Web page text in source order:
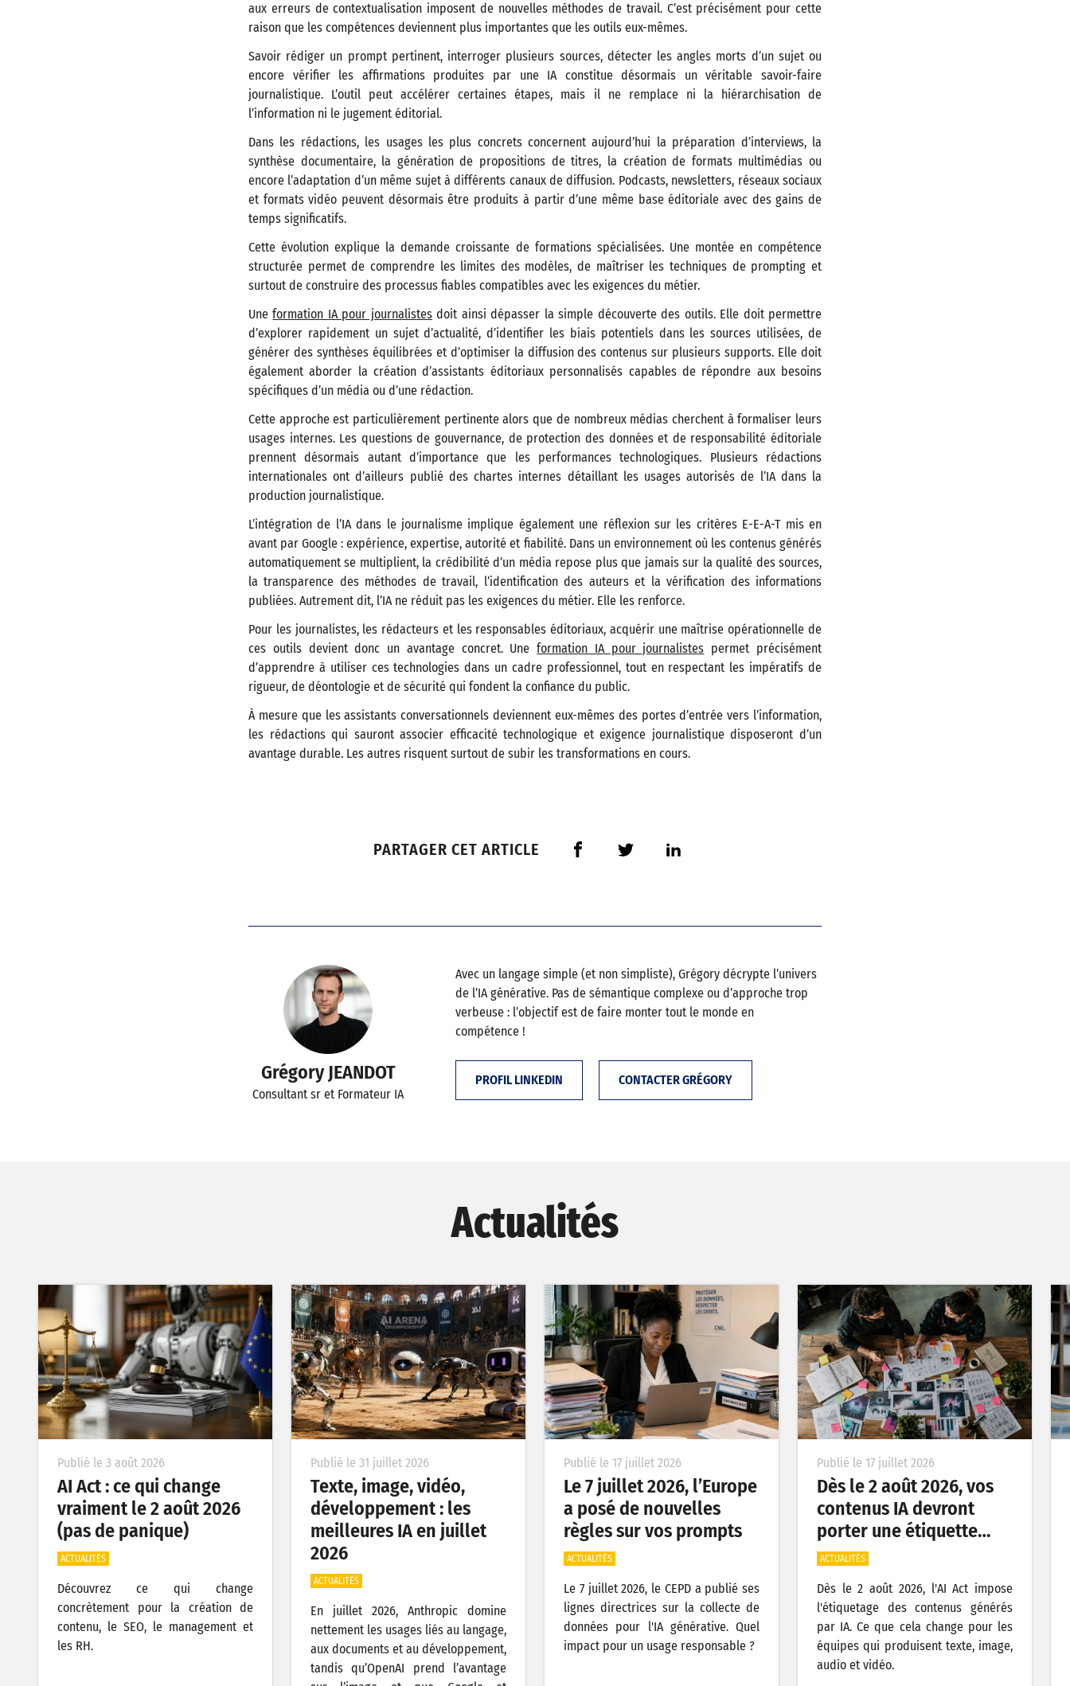
aux erreurs de contextualisation imposent de nouvelles méthodes de travail. C’est précisément pour cette
raison que les compétences deviennent plus importantes que les outils eux-mêmes.
Savoir rédiger un prompt pertinent, interroger plusieurs sources, détecter les angles morts d’un sujet ou
encore vérifier les affirmations produites par une IA constitue désormais un véritable savoir-faire
journalistique. L’outil peut accélérer certaines étapes, mais il ne remplace ni la hiérarchisation de
l’information ni le jugement éditorial.
Dans les rédactions, les usages les plus concrets concernent aujourd’hui la préparation d’interviews, la
synthèse documentaire, la génération de propositions de titres, la création de formats multimédias ou
encore l’adaptation d’un même sujet à différents canaux de diffusion. Podcasts, newsletters, réseaux sociaux
et formats vidéo peuvent désormais être produits à partir d’une même base éditoriale avec des gains de
temps significatifs.
Cette évolution explique la demande croissante de formations spécialisées. Une montée en compétence
structurée permet de comprendre les limites des modèles, de maîtriser les techniques de prompting et
surtout de construire des processus fiables compatibles avec les exigences du métier.
Uneformation IA pour journalistesdoit ainsi dépasser la simple découverte des outils. Elle doit permettre
d’explorer rapidement un sujet d’actualité, d’identifier les biais potentiels dans les sources utilisées, de
générer des synthèses équilibrées et d’optimiser la diffusion des contenus sur plusieurs supports. Elle doit
également aborder la création d’assistants éditoriaux personnalisés capables de répondre aux besoins
spécifiques d’un média ou d’une rédaction.
Cette approche est particulièrement pertinente alors que de nombreux médias cherchent à formaliser leurs
usages internes. Les questions de gouvernance, de protection des données et de responsabilité éditoriale
prennent désormais autant d’importance que les performances technologiques. Plusieurs rédactions
internationales ont d’ailleurs publié des chartes internes détaillant les usages autorisés de l’IA dans la
production journalistique.
L’intégration de l’IA dans le journalisme implique également une réflexion sur les critères E-E-A-T mis en
avant par Google : expérience, expertise, autorité et fiabilité. Dans un environnement où les contenus générés
automatiquement se multiplient, la crédibilité d’un média repose plus que jamais sur la qualité des sources,
la transparence des méthodes de travail, l’identification des auteurs et la vérification des informations
publiées. Autrement dit, l’IA ne réduit pas les exigences du métier. Elle les renforce.
Pour les journalistes, les rédacteurs et les responsables éditoriaux, acquérir une maîtrise opérationnelle de
ces outils devient donc un avantage concret. Uneformation IA pour journalistes permet précisément
d’apprendre à utiliser ces technologies dans un cadre professionnel, tout en respectant les impératifs de
rigueur, de déontologie et de sécurité qui fondent la confiance du public.
À mesure que les assistants conversationnels deviennent eux-mêmes des portes d’entrée vers l’information,
les rédactions qui sauront associer efficacité technologique et exigence journalistique disposeront d’un
avantage durable. Les autres risquent surtout de subir les transformations en cours.
PARTAGER CET ARTICLE
Grégory JEANDOT
Consultant sr et Formateur IA
Avec un langage simple (et non simpliste), Grégory décrypte l’univers
de l’IA générative. Pas de sémantique complexe ou d’approche trop
verbeuse : l’objectif est de faire monter tout le monde en
compétence !
PROFIL LINKEDIN CONTACTER GRÉGORY
Actualités
Publié le 3 août 2026
AI Act : ce qui change
vraiment le 2 août 2026
(pas de panique)
ACTUALITÉS
Découvrez ce qui change
concrètement pour la création de
contenu, le SEO, le management et
les RH.
Publié le 31 juillet 2026
Texte, image, vidéo,
développement : les
meilleures IA en juillet
2026
ACTUALITÉS
En juillet 2026, Anthropic domine
nettement les usages liés au langage,
aux documents et au développement,
tandis qu’OpenAI prend l’avantage
Publié le 17 juillet 2026
Le 7 juillet 2026, l’Europe
a posé de nouvelles
règles sur vos prompts
ACTUALITÉS
Le 7 juillet 2026, le CEPD a publié ses
lignes directrices sur la collecte de
données pour l'IA générative. Quel
impact pour un usage responsable ?
Publié le 17 juillet 2026
Dès le 2 août 2026, vos
contenus IA devront
porter une étiquette…
ACTUALITÉS
Dès le 2 août 2026, l'AI Act impose
l'étiquetage des contenus générés
par IA. Ce que cela change pour les
équipes qui produisent texte, image,
audio et vidéo.